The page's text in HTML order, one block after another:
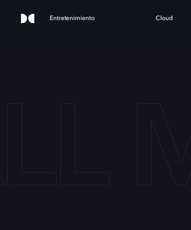
Entretenimiento Cloud